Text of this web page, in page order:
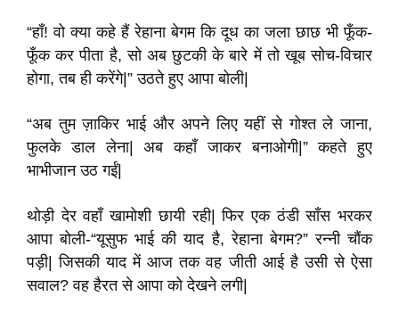
“हाँ! वो क्या कहे हैं रेहाना बेगम कि दूध का जला छाछ भी फूँक-
फूँक कर पीता है, सो अब छुटकी के बारे में तो खूब सोच-विचार
होगा, तब ही करेंगे|” उठते हुए आपा बोली|
“अब तुम ज़ाकिर भाई और अपने लिए यहीं से गोश्त ले जाना,
फुलके डाल लेना| अब कहाँ जाकर बनाओगी|” कहते हुए
भाभीजान उठ गईं|
थोड़ी देर वहाँ खामोशी छायी रही| फिर एक ठंडी साँस भरकर
आपा बोली-“यूसुफ भाई की याद है, रेहाना बेगम?” रन्नी चौंक
पड़ी| जिसकी याद में आज तक वह जीती आई है उसी से ऐसा
सवाल? वह हैरत से आपा को देखने लगी|